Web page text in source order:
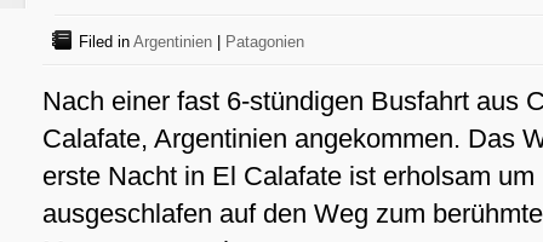
Filed in Argentinien Patagonien
Nach einer fast 6-stündigen Busfahrt aus
Calafate, Argentinien angekommen. Das
erste Nacht in El Calafate ist erholsam
ausgeschlafen auf den Weg zum